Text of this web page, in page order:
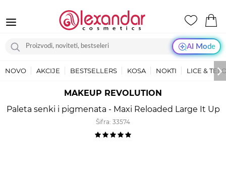
AI Mode
NOVO AKCIJE BESTSELLERS KOSA NOKTI LICE &
MAKEUP REVOLUTION
Paleta senki i pigmenata - Maxi Reloaded Large It Up
Šifra: 33574